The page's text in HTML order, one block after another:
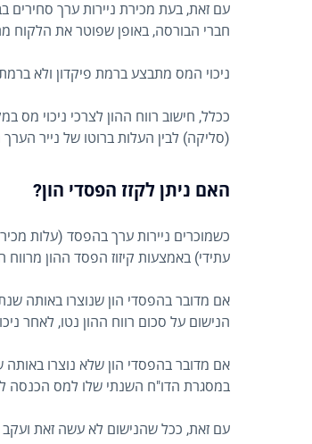
עם זאת, בעת מכירת ניירות ערך סחירים
חברי הבורסה, באופן שפוטר את הלקוח
ניכוי המס מתבצע ברמת פיקדון ולא
ככלל, חישוב רווח ההון לצרכי ניכוי
(סליקה) לבין העלות ברוטו של נייר
האם ניתן לקזז הפסדי הון?
כשמוכרים ניירות ערך בהפסד (עלות
עתידי) באמצעות קיזוז הפסד ההון
אם מדובר בהפסדי הון שנוצרו באותה
הנישום על סכום רווח ההון נטו, לאחר
אם מדובר בהפסדי הון שלא נוצרו
במסגרת הדו"ח השנתי שלו למס הכנסה
עם זאת, ככל שהנישום לא עשה זאת ועקב